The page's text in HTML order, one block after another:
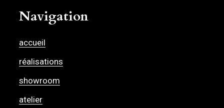
Navigation
accueil
réalisations
showroom
atelier